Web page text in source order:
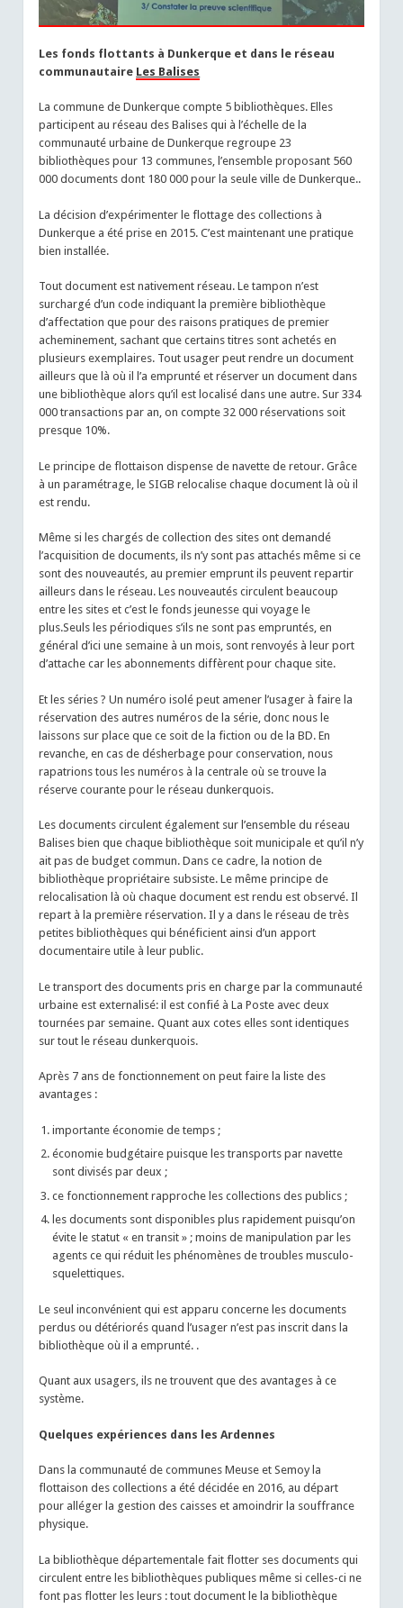
Les fonds flottants à Dunkerque et dans le réseau
communautaire Les Balises
La commune de Dunkerque compte 5 bibliothèques. Elles
participent au réseau des Balises qui à l’échelle de la
communauté urbaine de Dunkerque regroupe 23
bibliothèques pour 13 communes, l’ensemble proposant 560
000 documents dont 180 000 pour la seule ville de Dunkerque..
La décision d’expérimenter le flottage des collections à
Dunkerque a été prise en 2015. C’est maintenant une pratique
bien installée.
Tout document est nativement réseau. Le tampon n’est
surchargé d’un code indiquant la première bibliothèque
d’affectation que pour des raisons pratiques de premier
acheminement, sachant que certains titres sont achetés en
plusieurs exemplaires. Tout usager peut rendre un document
ailleurs que là où il l’a emprunté et réserver un document dans
une bibliothèque alors qu’il est localisé dans une autre. Sur 334
000 transactions par an, on compte 32 000 réservations soit
presque 10%.
Le principe de flottaison dispense de navette de retour. Grâce
à un paramétrage, le SIGB relocalise chaque document là où il
est rendu.
Même si les chargés de collection des sites ont demandé
l’acquisition de documents, ils n’y sont pas attachés même si ce
sont des nouveautés, au premier emprunt ils peuvent repartir
ailleurs dans le réseau. Les nouveautés circulent beaucoup
entre les sites et c’est le fonds jeunesse qui voyage le
plus.Seuls les périodiques s’ils ne sont pas empruntés, en
général d’ici une semaine à un mois, sont renvoyés à leur port
d’attache car les abonnements diffèrent pour chaque site.
Et les séries ? Un numéro isolé peut amener l’usager à faire la
réservation des autres numéros de la série, donc nous le
laissons sur place que ce soit de la fiction ou de la BD. En
revanche, en cas de désherbage pour conservation, nous
rapatrions tous les numéros à la centrale où se trouve la
réserve courante pour le réseau dunkerquois.
Les documents circulent également sur l’ensemble du réseau
Balises bien que chaque bibliothèque soit municipale et qu’il n’y
ait pas de budget commun. Dans ce cadre, la notion de
bibliothèque propriétaire subsiste. Le même principe de
relocalisation là où chaque document est rendu est observé. Il
repart à la première réservation. Il y a dans le réseau de très
petites bibliothèques qui bénéficient ainsi d’un apport
documentaire utile à leur public.
Le transport des documents pris en charge par la communauté
urbaine est externalisé: il est confié à La Poste avec deux
tournées par semaine.Quant aux cotes elles sont identiques
sur tout le réseau dunkerquois.
Après 7 ans de fonctionnement on peut faire la liste des
avantages :
importante économie de temps ;
économie budgétaire puisque les transports par navette
sont divisés par deux ;
ce fonctionnement rapproche les collections des publics ;
les documents sont disponibles plus rapidement puisqu’on
évite le statut « en transit » ; moins de manipulation par les
agents ce qui réduit les phénomènes de troubles musculo-
squelettiques.
Le seul inconvénient qui est apparu concerne les documents
perdus ou détériorés quand l’usager n’est pas inscrit dans la
bibliothèque où il a emprunté. .
Quant aux usagers, ils ne trouvent que des avantages à ce
système.
Quelques expériences dans les Ardennes
Dans la communauté de communes Meuse et Semoy la
flottaison des collections a été décidée en 2016, au départ
pour alléger la gestion des caisses et amoindrir la souffrance
physique.
La bibliothèque départementale fait flotter ses documents qui
circulent entre les bibliothèques publiques même si celles-ci ne
font pas flotter les leurs : tout document le la bibliothèque